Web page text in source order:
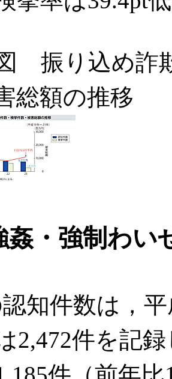
振り込め詐
総額の推移
姦・強制わい
知件数は，
2,472件を記